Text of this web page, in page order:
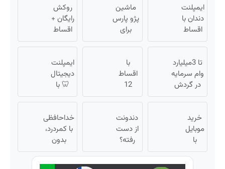
ایمپلنت
دندان با
اقساط
12
✅ بدون
سود
بدون
ضامن
ماشین
پژو پارس
برای
فروش
اینجا
سریع
بفروشش
روکش
رایگان +
اقساط
۱۲ ماهه
تا 3میلیارد
وام سرمایه
در گردش
فروشندگان
فروشگاهت
رو ثبت کن
با
اقساط
12
ماهه
ایمپلنت
کن 🧩
بدون
سود
ایمپلنت
دیجیتال
🦷 با
اقساط
ماه
بدون
سود و
ضامن
✅
خرید
موبایل
با
اسنپ
پی |
دندونت
از دست
رفته؟
وقت
ایمپلنت
خداحافظی
با کمردرد،
بدون
قرص و
آمپول